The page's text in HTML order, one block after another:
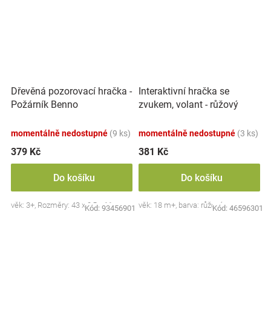
Dřevěná pozorovací hračka -
Požárník Benno
momentálně nedostupné (9 ks)
379 Kč
Do košíku
věk: 3+, Rozměry: 43 x 8,5 x 11 cm.
Kód: 93456901
Interaktivní hračka se
zvukem, volant - růžový
momentálně nedostupné (3 ks)
381 Kč
Do košíku
věk: 18 m+, barva: růžová
Kód: 46596301